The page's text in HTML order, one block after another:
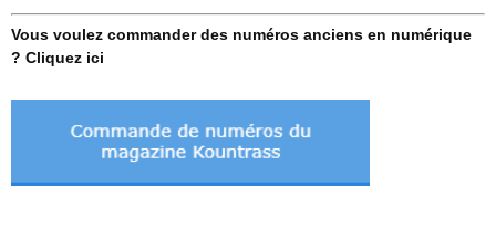
Vous voulez commander des numéros anciens en numérique
? Cliquez ici